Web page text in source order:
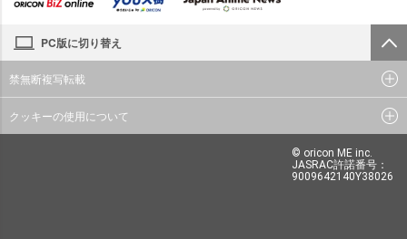
PC版に切り替え
禁無断複写転載
クッキーの使用について
© oricon ME inc.
JASRAC許諾番号：
9009642140Y38026